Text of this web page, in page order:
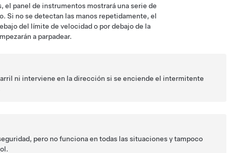
el panel de instrumentos mostrará una serie de
. Si no se detectan las manos repetidamente, el
del límite de velocidad o por debajo de la
a parpadear.
ni interviene en la dirección si se enciende el intermitente
pero no funciona en todas las situaciones y tampoco